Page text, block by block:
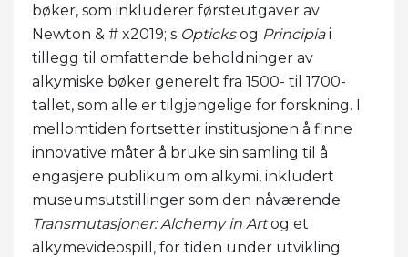
bøker, som inkluderer førsteutgaver av
Newton & # x2019; s Opticksog Principiai
tillegg til omfattende beholdninger av
alkymiske bøker generelt fra 1500- til 1700-
tallet, som alle er tilgjengelige for forskning. I
mellomtiden fortsetter institusjonen å finne
innovative måter å bruke sin samling til å
engasjere publikum om alkymi, inkludert
museumsutstillinger som den nåværende
Transmutasjoner: Alchemy in Artog et
alkymevideospill, for tiden under utvikling.